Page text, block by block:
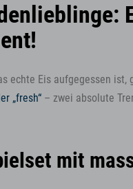
echte Eis aufgegessen
„fresh“ – zwei absolute
mit